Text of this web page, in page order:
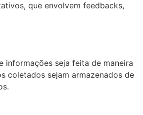
que envolvem feedbacks,
informações seja feita de maneira
coletados sejam armazenados de